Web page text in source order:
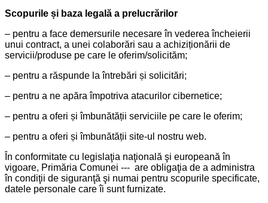
Scopurile și baza legală a prelucrărilor
– pentru a face demersurile necesare în vederea încheierii
unui contract, a unei colaborări sau a achiziționării de
servicii/produse pe care le oferim/solicităm;
– pentru a răspunde la întrebări și solicitări;
– pentru a ne apăra împotriva atacurilor cibernetice;
– pentru a oferi și îmbunătății serviciile pe care le oferim;
– pentru a oferi și îmbunătății site-ul nostru web.
În conformitate cu legislaţia naţională şi europeană în
vigoare, Primăria Comunei --- are obligaţia de a administra
în condiţii de siguranţă şi numai pentru scopurile specificate,
datele personale care îi sunt furnizate.